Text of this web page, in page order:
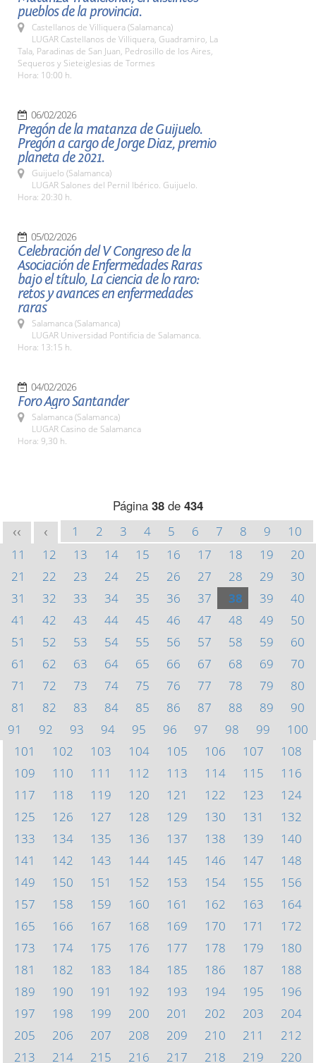
pueblos de la provincia.
Castellanos de Villiquera (Salamanca)
LUGAR Castellanos de Villiquera, Guadramiro, La
Tala, Paradinas de San Juan, Pedrosillo de los Aires,
Sequeros y Sieteiglesias de Tormes
Hora: 10:00 h.
06/02/2026
Pregón de la matanza de Guijuelo.
Pregón a cargo de Jorge Diaz, premio
planeta de 2021.
Guijuelo (Salamanca)
LUGAR Salones del Pernil Ibérico. Guijuelo.
Hora: 20:30 h.
05/02/2026
Celebración del V Congreso de la
Asociación de Enfermedades Raras
bajo el título, La ciencia de lo raro:
retos y avances en enfermedades
raras
Salamanca (Salamanca)
LUGAR Universidad Pontificia de Salamanca.
Hora: 13:15 h.
04/02/2026
Foro Agro Santander
Salamanca (Salamanca)
LUGAR Casino de Salamanca
Hora: 9,30 h.
Página 38 de 434
<< < 1 2 3 4 5 6 7 8 9
10
11
12 13 14 15 16 17 18 19
20
21
22 23 24 25 26 27 28 29
30
31
32 33 34 35 36 37 38 39
40
41
42 43 44 45 46 47 48 49
50
51
52 53 54 55 56 57 58 59
60
61
62 63 64 65 66 67 68 69
70
71
72 73 74 75 76 77 78 79
80
81
82 83 84 85 86 87 88 89
90
91
92 93 94 95 96 97 98 99
100
101
102 103 104 105 106 107
108
109
110 111 112 113 114 115
116
117
118 119 120 121 122 123
124
125
126 127 128 129 130 131
132
133
134 135 136 137 138 139
140
141
142 143 144 145 146 147
148
149
150 151 152 153 154 155
156
157
158 159 160 161 162 163
164
165
166 167 168 169 170 171
172
173
174 175 176 177 178 179
180
181
182 183 184 185 186 187
188
189
190 191 192 193 194 195
196
197
198 199 200 201 202 203
204
205
206 207 208 209 210 211
212
213
214 215 216 217 218 219 220